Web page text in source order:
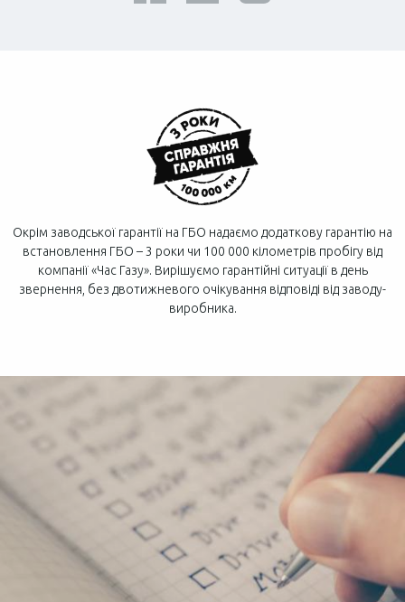
Окрім заводської гарантії на ГБО надаємо додаткову гарантію на
встановлення ГБО – 3 роки чи 100 000 кілометрів пробігу від
компанії «Час Газу». Вирішуємо гарантійні ситуації в день
звернення, без двотижневого очікування відповіді від заводу-
виробника.